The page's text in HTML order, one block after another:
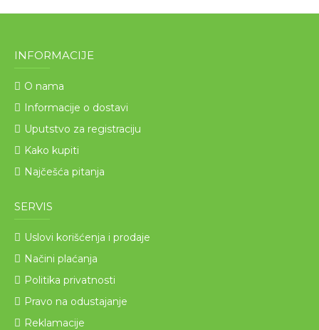
INFORMACIJE
O nama
Informacije o dostavi
Uputstvo za registraciju
Kako kupiti
Najčešća pitanja
SERVIS
Uslovi korišćenja i prodaje
Načini plaćanja
Politika privatnosti
Pravo na odustajanje
Reklamacije